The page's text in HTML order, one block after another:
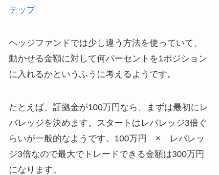
テップ
ヘッジファンドでは少し違う方法を使っていて、
動かせる金額に対して何パーセントを1ポジション
に入れるかというふうに考えるようです。
たとえば、証拠金が100万円なら、まずは最初にレ
バレッジを決めます。スタートはレバレッジ3倍ぐ
らいが一般的なようです。100万円 × レバレッ
ジ3倍なので最大でトレードできる金額は300万円
になります。